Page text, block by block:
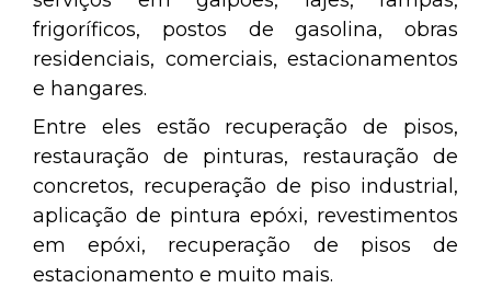
frigoríficos, postos de gasolina, obras
residenciais, comerciais, estacionamentos
e hangares.
Entre eles estão recuperação de pisos,
restauração de pinturas, restauração de
concretos, recuperação de piso industrial,
aplicação de pintura epóxi, revestimentos
em epóxi, recuperação de pisos de
estacionamento e muito mais.